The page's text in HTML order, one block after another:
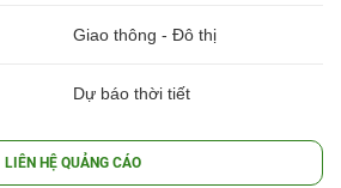
Giao thông - Đô thị
Dự báo thời tiết
LIÊN HỆ QUẢNG CÁO